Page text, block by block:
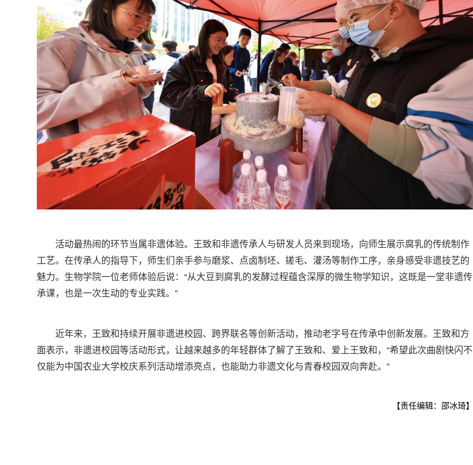
活动最热闹的环节当属非遗体验。王致和非遗传承人与研发人员来到现场，向师生展示腐乳的传统制作
工艺。在传承人的指导下，师生们亲手参与磨浆、点卤制坯、搓毛、灌汤等制作工序，亲身感受非遗技艺的
魅力。生物学院一位老师体验后说：“从大豆到腐乳的发酵过程蕴含深厚的微生物学知识，这既是一堂非遗传
承课，也是一次生动的专业实践。”
近年来，王致和持续开展非遗进校园、跨界联名等创新活动，推动老字号在传承中创新发展。王致和方
面表示，非遗进校园等活动形式，让越来越多的年轻群体了解了王致和、爱上王致和，“希望此次曲剧快闪不
仅能为中国农业大学校庆系列活动增添亮点，也能助力非遗文化与青春校园双向奔赴。”
【责任编辑：邵冰琦】